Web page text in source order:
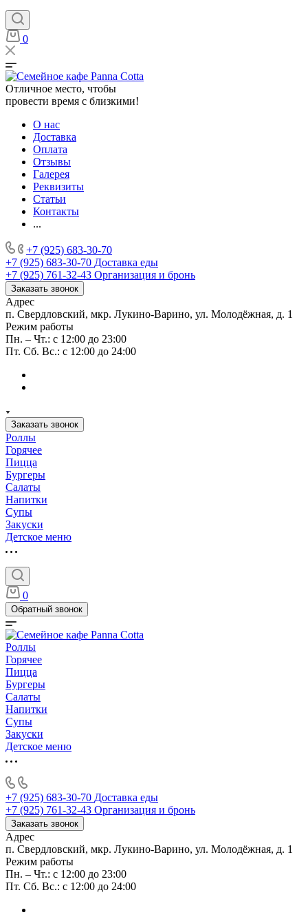
0
Отличное место, чтобы
провести время с близкими!
О нас
Доставка
Оплата
Отзывы
Галерея
Реквизиты
Статьи
Контакты
...
+7 (925) 683-30-70
+7 (925) 683-30-70 Доставка еды
+7 (925) 761-32-43 Организация и бронь
Заказать звонок
Адрес
п. Свердловский, мкр. Лукино-Варино, ул. Молодёжная, д. 1
Режим работы
Пн. – Чт.: с 12:00 до 23:00
Пт. Сб. Вс.: с 12:00 до 24:00
Заказать звонок
Роллы
Горячее
Пицца
Бургеры
Салаты
Напитки
Супы
Закуски
Детское меню
0
Обратный звонок
Роллы
Горячее
Пицца
Бургеры
Салаты
Напитки
Супы
Закуски
Детское меню
+7 (925) 683-30-70 Доставка еды
+7 (925) 761-32-43 Организация и бронь
Заказать звонок
Адрес
п. Свердловский, мкр. Лукино-Варино, ул. Молодёжная, д. 1
Режим работы
Пн. – Чт.: с 12:00 до 23:00
Пт. Сб. Вс.: с 12:00 до 24:00